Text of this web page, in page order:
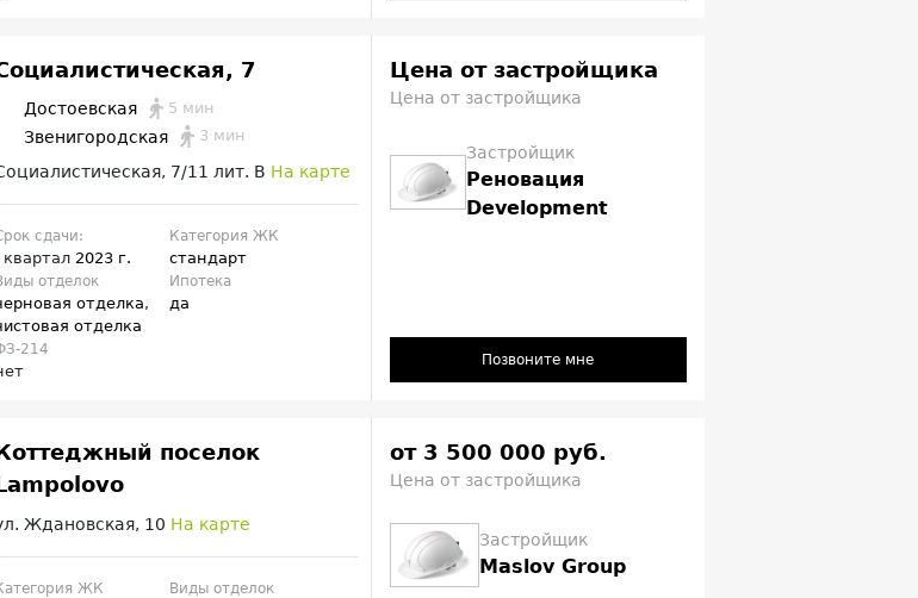
7
Достоевская 5 мин
Звенигородская 3 мин
7/11 лит. В На карте
сдачи:
квартал 2023 г.
Категория ЖК
стандарт
отделок
отделка,
отделка
Ипотека
да
214
Цена от застройщика
Цена от застройщика
Застройщик
Реновация
Development
Позвоните мне
поселок
Ждановская, 10 На карте
ЖК Виды отделок
от 3 500 000 руб.
Цена от застройщика
Застройщик
Maslov Group